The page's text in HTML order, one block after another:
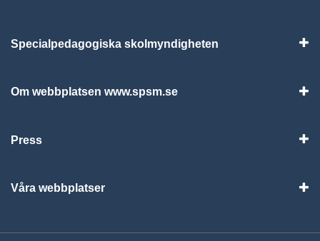
Specialpedagogiska skolmyndigheten
Om webbplatsen www.spsm.se
Press
Våra webbplatser